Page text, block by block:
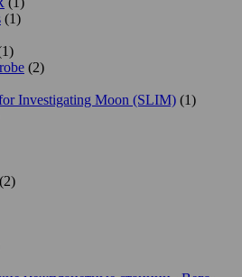
(1)
(2)
Investigating Moon (SLIM) (1)
(2)